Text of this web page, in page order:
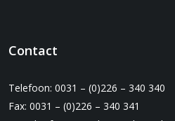
Contact
Telefoon: 0031 – (0)226 – 340 340
Fax: 0031 – (0)226 – 340 341